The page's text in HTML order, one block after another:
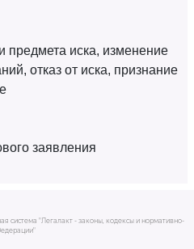
предмета иска, изменение
отказ от иска, признание
заявления
система "Легалакт - законы, кодексы и нормативно-